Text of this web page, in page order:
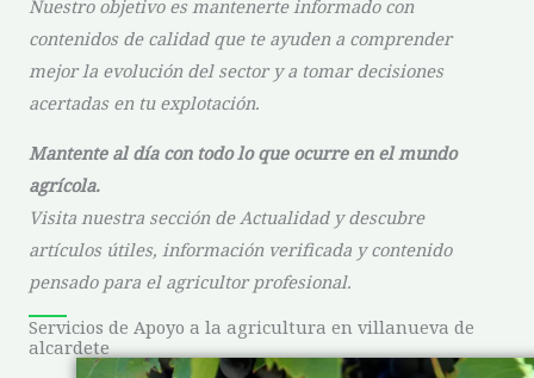
Nuestro objetivo es mantenerte informado con
contenidos de calidad que te ayuden a comprender
mejor la evolución del sector y a tomar decisiones
acertadas en tu explotación.
Mantente al día con todo lo que ocurre en el mundo
agrícola.
Visita nuestra sección de Actualidad y descubre
artículos útiles, información verificada y contenido
pensado para el agricultor profesional.
Servicios de Apoyo a la agricultura en villanueva de
alcardete